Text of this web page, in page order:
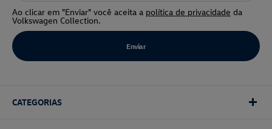
Ao clicar em "Enviar" você aceita a política de privacidade da
Volkswagen Collection.
CATEGORIAS